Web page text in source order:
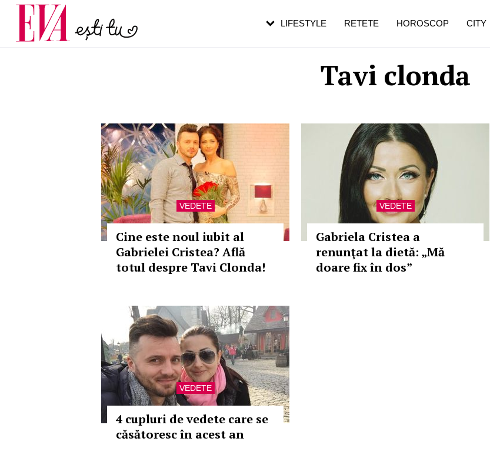
Tavi clonda
VEDETE
Cine este noul iubit al
Gabrielei Cristea? Află
totul despre Tavi Clonda!
VEDETE
Gabriela Cristea a
renunţat la dietă: „Mă
doare fix în dos”
VEDETE
4 cupluri de vedete care se
căsătoresc în acest an
LIFESTYLE RETETE HOROSCOP CITY
Carieră
Actualitate
pe măsură ce înaintezi în vârstă
de dureroasă este investigația